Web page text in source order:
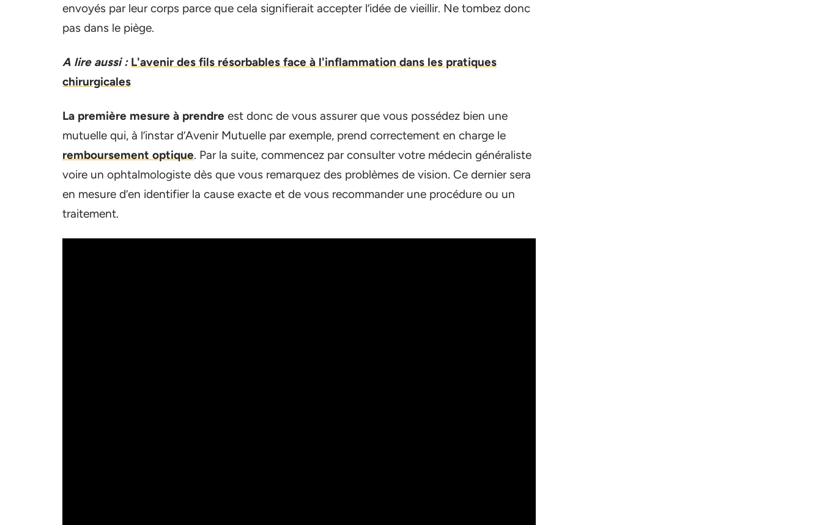
envoyés par leur corps parce que cela signifierait accepter l’idée de vieillir. Ne tombez donc
pas dans le piège.
A lire aussi : L'avenir des fils résorbables face à l'inflammation dans les pratiques
chirurgicales
La première mesure à prendre est donc de vous assurer que vous possédez bien une
mutuelle qui, à l’instar d’Avenir Mutuelle par exemple, prend correctement en charge le
remboursement optique. Par la suite, commencez par consulter votre médecin généraliste
voire un ophtalmologiste dès que vous remarquez des problèmes de vision. Ce dernier sera
en mesure d’en identifier la cause exacte et de vous recommander une procédure ou un
traitement.